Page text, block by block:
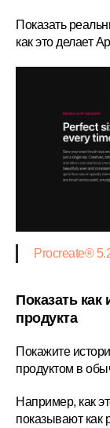
Показать
как это делает
Procreate®
Показать как
продукта
Покажите
продуктом в
Например, как
показывают как